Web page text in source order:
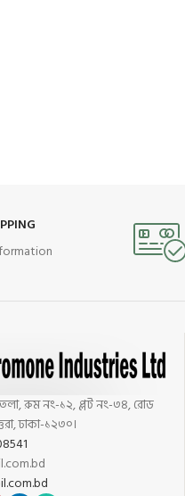
রুম নং-১২, প্লট নং-৩৪, রোড
ঢাকা-১২৩০।